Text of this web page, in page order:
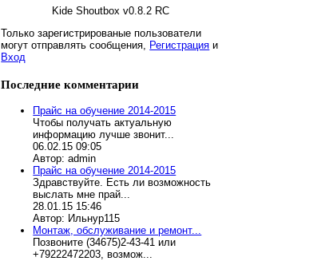
Kide Shoutbox v0.8.2 RC
Только зарегистрированые пользователи
могут отправлять сообщения, Регистрация и
Вход
Последниекомментарии
Прайс на обучение 2014-2015
Чтобы получать актуальную
информацию лучше звонит...
06.02.15 09:05
Автор: admin
Прайс на обучение 2014-2015
Здравствуйте. Есть ли возможность
выслать мне прай...
28.01.15 15:46
Автор: Ильнур115
Монтаж, обслуживание и ремонт...
Позвоните (34675)2-43-41 или
+79222472203, возмож...